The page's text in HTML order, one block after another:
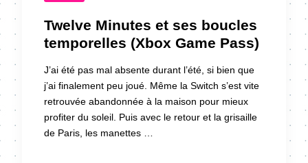
Twelve Minutes et ses boucles
temporelles (Xbox Game Pass)
J’ai été pas mal absente durant l’été, si bien que
j’ai finalement peu joué. Même la Switch s’est vite
retrouvée abandonnée à la maison pour mieux
profiter du soleil. Puis avec le retour et la grisaille
de Paris, les manettes …